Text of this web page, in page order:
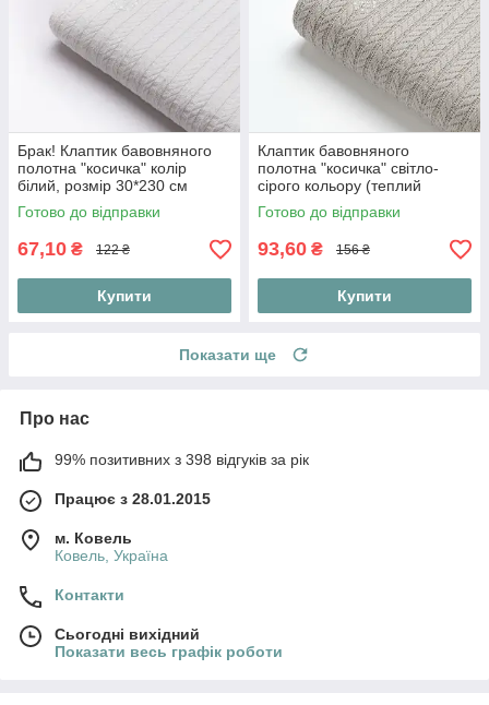
Брак! Клаптик бавовняного
полотна "косичка" колір
білий, розмір 30*230 см
Готово до відправки
67,10 ₴ 122 ₴
Купити
Клаптик бавовняного
полотна "косичка" світло-
сірого кольору (теплий
відтінок), розмір 40*230 см
Готово до відправки
93,60 ₴ 156 ₴
Купити
Показати ще
Про нас
99% позитивних з 398 відгуків за рік
Працює з 28.01.2015
м. Ковель
Ковель, Україна
Контакти
Сьогодні вихідний
Показати весь графік роботи